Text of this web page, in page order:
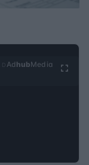
Ad hubMedia